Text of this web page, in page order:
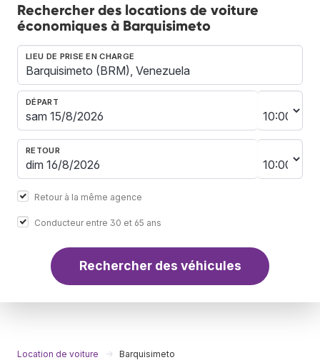
Rechercher des locations de voiture
économiques à Barquisimeto
LIEU DE PRISE EN CHARGE
DÉPART
RETOUR
Retour à la même agence
Conducteur entre 30 et 65 ans
Rechercher des véhicules
Location de voiture Barquisimeto